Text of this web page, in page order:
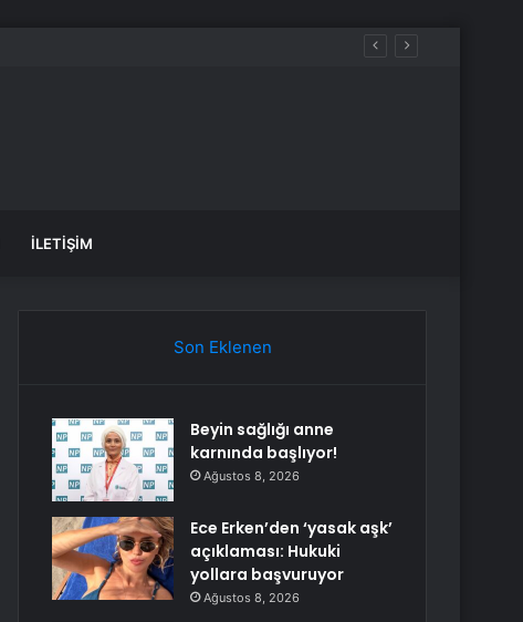
İLETIŞIM
Son Eklenen
Beyin sağlığı anne
karnında başlıyor!
Ağustos 8, 2026
Ece Erken’den ‘yasak aşk’
açıklaması: Hukuki
yollara başvuruyor
Ağustos 8, 2026